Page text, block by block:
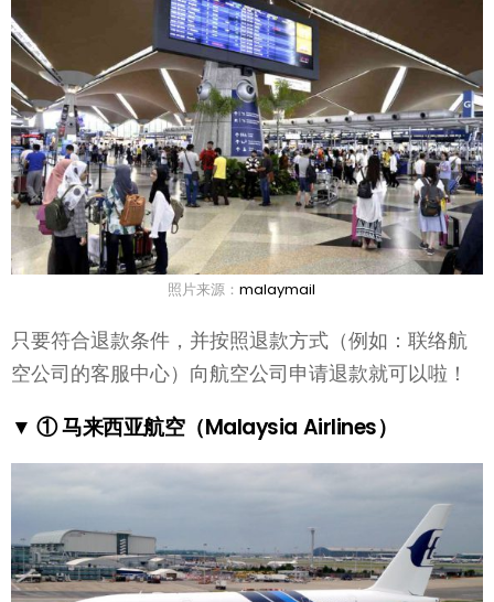
照片来源： malaymail
只要符合退款条件，并按照退款方式（例如：联络航
空公司的客服中心）向航空公司申请退款就可以啦！
▼ ① 马来西亚航空（Malaysia Airlines）